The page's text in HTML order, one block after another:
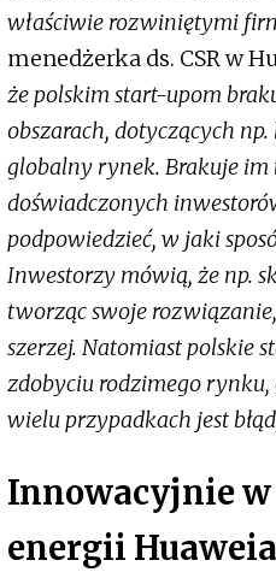
właściwie rozwiniętymi
menedżerka ds. CSR w
że polskim start-upom
obszarach, dotyczących
globalny rynek. Brakuje im
doświadczonych
podpowiedzieć, w jaki
Inwestorzy mówią, że np.
tworząc swoje
szerzej. Natomiast polskie
zdobyciu rodzimego rynku,
wielu przypadkach jest
Innowacyjnie
energii Huaweia